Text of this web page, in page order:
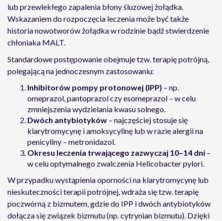
lub przewlekłego zapalenia błony śluzowej żołądka.
Wskazaniem do rozpoczęcia leczenia może być także
historia nowotworów żołądka w rodzinie bądź stwierdzenie
chłoniaka MALT.
Standardowe postępowanie obejmuje tzw. terapię potrójną,
polegającą na jednoczesnym zastosowaniu:
Inhibitorów pompy protonowej (IPP) – np.
omeprazol, pantoprazol czy esomeprazol – w celu
zmniejszenia wydzielania kwasu solnego.
Dwóch antybiotyków – najczęściej stosuje się
klarytromycynę i amoksycylinę lub w razie alergii na
penicyliny – metronidazol.
Okresu leczenia trwającego zazwyczaj 10–14 dni –
w celu optymalnego zwalczenia Helicobacter pylori.
W przypadku wystąpienia oporności na klarytromycynę lub
nieskuteczności terapii potrójnej, wdraża się tzw. terapię
poczwórną z bizmutem, gdzie do IPP i dwóch antybiotyków
dołącza się związek bizmutu (np. cytrynian bizmutu). Dzięki